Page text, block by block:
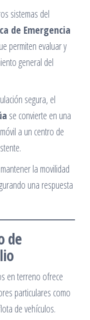
sistemas del
de Emergencia
permiten evaluar y
general del
segura, el
se convierte en una
a un centro de
la movilidad
una respuesta
de
en terreno ofrece
particulares como
de vehículos.